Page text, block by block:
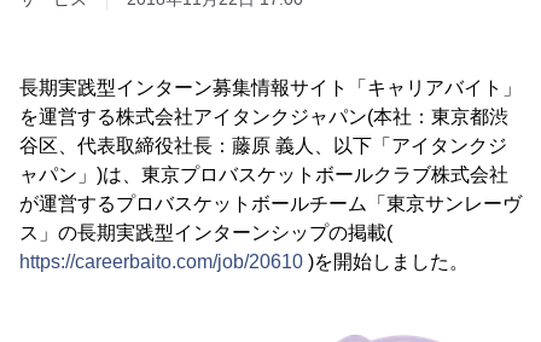
長期実践型インターン募集情報サイト「キャリアバイト」
を運営する株式会社アイタンクジャパン(本社：東京都渋
谷区、代表取締役社長：藤原 義人、以下「アイタンクジ
ャパン」)は、東京プロバスケットボールクラブ株式会社
が運営するプロバスケットボールチーム「東京サンレーヴ
ス」の長期実践型インターンシップの掲載(
https://careerbaito.com/job/20610 )を開始しました。